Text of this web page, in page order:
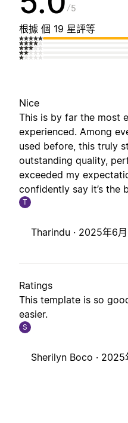
5
根據 個 19 星評等
Nice
This is by far the most
experienced. Among
used before, this truly
outstanding quality,
exceeded my
confidently say it’s the
T
Tharindu · 2025年6月
Ratings
This template is so
easier.
S
Sherilyn Boco · 2025